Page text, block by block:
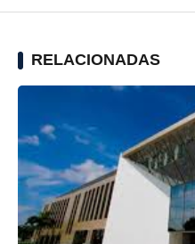
RELACIONADAS